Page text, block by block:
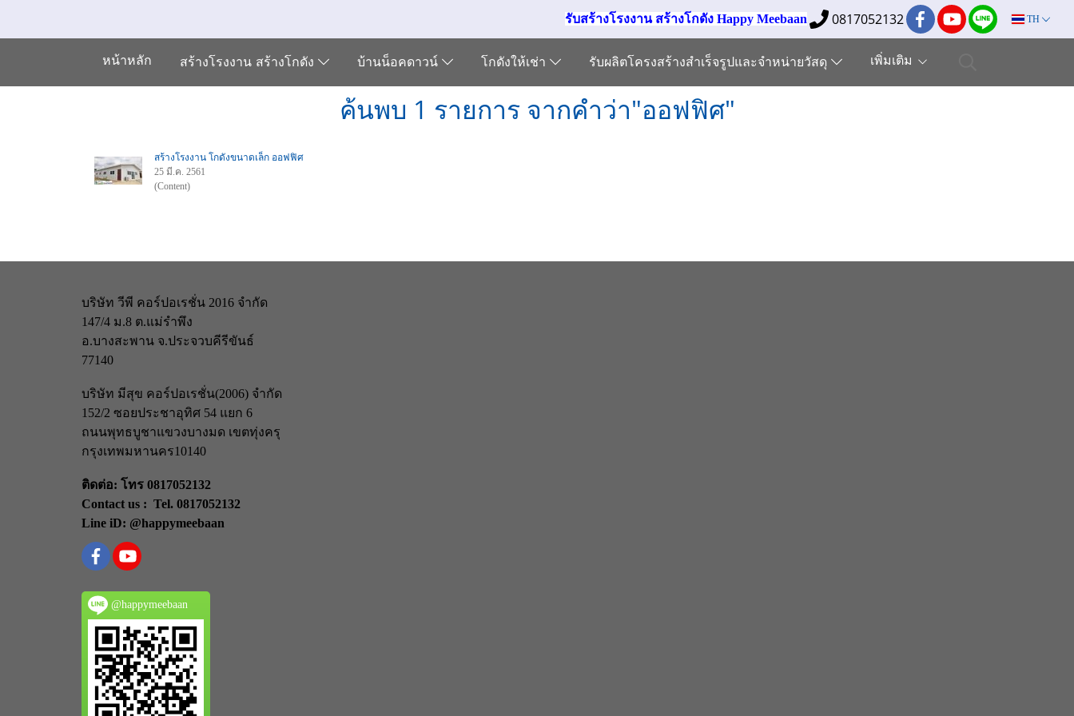
รับสร้างโรงงาน สร้างโกดัง Happy Meebaan 0817052132 TH
หน้าหลัก สร้างโรงงาน สร้างโกดัง บ้านน็อคดาวน์ โกดังให้เช่า รับผลิตโครงสร้างสำเร็จรูปและจำหน่ายวัสดุ เพิ่มเติม
ค้นพบ 1 รายการ จากคำว่า"ออฟฟิศ"
สร้างโรงงาน โกดังขนาดเล็ก ออฟฟิศ
25 มี.ค. 2561
(Content)
บริษัท วีพี คอร์ปอเรชั่น 2016 จำกัด
147/4 ม.8 ต.แม่รำพึง
อ.บางสะพาน จ.ประจวบคีรีขันธ์
77140
บริษัท มีสุข คอร์ปอเรชั่น(2006) จำกัด
152/2 ซอยประชาอุทิศ 54 แยก 6
ถนนพุทธบูชาแขวงบางมด เขตทุ่งครุ
กรุงเทพมหานคร10140
ติดต่อ: โทร 0817052132
Contact us : Tel. 0817052132
Line iD: @happymeebaan
@happymeebaan